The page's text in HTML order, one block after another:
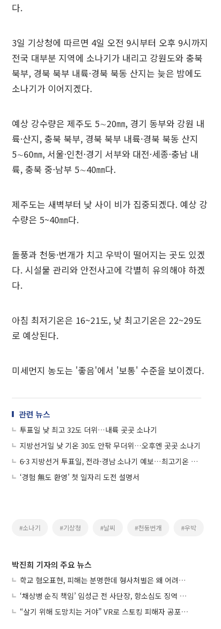
다.
3일 기상청에 따르면 4일 오전 9시부터 오후 9시까지
전국 대부분 지역에 소나기가 내리고 강원도와 충북
북부, 경북 북부 내륙·경북 북동 산지는 늦은 밤에도
소나기가 이어지겠다.
예상 강수량은 제주도 5∼20㎜, 경기 동부와 강원 내
륙·산지, 충북 북부, 경북 북부 내륙·경북 북동 산지
5∼60㎜, 서울·인천·경기 서부와 대전·세종·충남 내
륙, 충북 중·남부 5∼40㎜다.
제주도는 새벽부터 낮 사이 비가 집중되겠다. 예상 강
수량은 5~40㎜다.
돌풍과 천둥·번개가 치고 우박이 떨어지는 곳도 있겠
다. 시설물 관리와 안전사고에 각별히 유의해야 하겠
다.
아침 최저기온은 16~21도, 낮 최고기온은 22~29도
로 예상된다.
미세먼지 농도는 '좋음'에서 '보통' 수준을 보이겠다.
관련 뉴스
투표일 낮 최고 32도 더위…내륙 곳곳 소나기
지방선거일 낮 기온 30도 안팎 무더위…오후엔 곳곳 소나기
6·3 지방선거 투표일, 전라·경남 소나기 예보…최고기온 33도 '더위'
‘경험 無도 환영’ 첫 일자리 도전 설명서
#소나기 #기상청 #날씨 #천둥번개 #우박
박진희 기자의 주요 뉴스
학교 혐오표현, 피해는 분명한데 형사처벌은 왜 어려울까?
‘채상병 순직 책임’ 임성근 전 사단장, 항소심도 징역 3년
“살기 위해 도망치는 거야” VR로 스토킹 피해자 공포 마주한 수형자들